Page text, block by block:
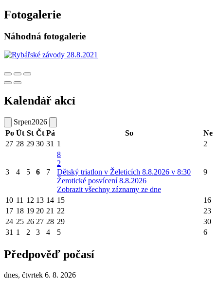
Fotogalerie
Náhodná fotogalerie
Kalendář akcí
Srpen2026
Po Út St Čt Pá So
Ne
27 28 29 30 31 1 2
3 4 5 6 7
8
2
Dětský triatlon v Želeticích 8.8.2026 v 8:30
Žerotické posvícení 8.8.2026
Zobrazit všechny záznamy ze dne
9
10 11 12 13 14 15
16
17 18 19 20 21 22
23
24 25 26 27 28 29
30
31 1 2 3 4 5 6
Předpověď počasí
dnes, čtvrtek 6. 8. 2026